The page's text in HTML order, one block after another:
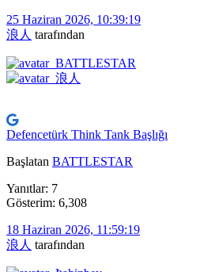
25 Haziran 2026, 10:39:19
浪人 tarafından
Defencetürk Think Tank Başlığı
Başlatan BATTLESTAR
Yanıtlar: 7
Gösterim: 6,308
18 Haziran 2026, 11:59:19
浪人 tarafından